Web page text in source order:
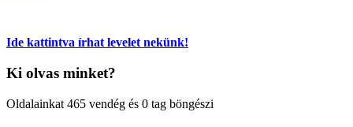
Ide kattintva írhat levelet nekünk!
Ki olvas minket?
Oldalainkat 465 vendég és 0 tag böngészi